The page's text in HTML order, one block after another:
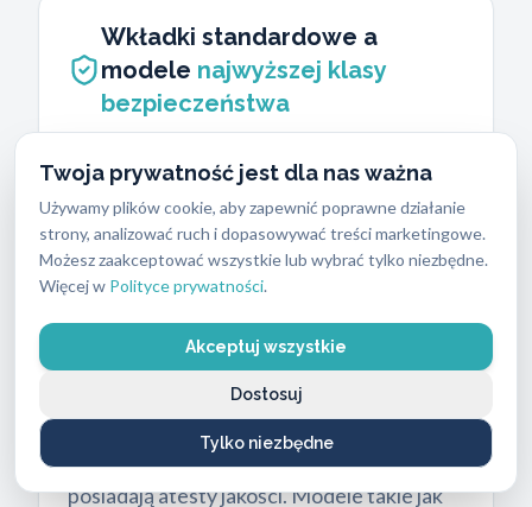
Twoja prywatność jest dla nas ważna
Używamy plików cookie, aby zapewnić poprawne działanie
strony, analizować ruch i dopasowywać treści marketingowe.
Możesz zaakceptować wszystkie lub wybrać tylko niezbędne.
Więcej w Polityce prywatności.
Akceptuj wszystkie
Tylko niezbędne
Dostosuj
Wkładki standardowe a
modele najwyższej klasy
bezpieczeństwa
decyduje o odporności drzwi na ataki
fizyczne. Standardowe wkładki sprawdzają
się wewnątrz budynków lub w miejscach o
niskim ryzyku włamania. Zewnętrzne drzwi
wejściowe wymagają znacznie silniejszej
ochrony. Wkładki najwyższej klasy
bezpieczeństwa posiadają hartowane piny
i zabezpieczenia przed rozwierceniem, a
wybrane rozwiązaniaGerdai Dierre
posiadają atesty jakości. Modele takie jak